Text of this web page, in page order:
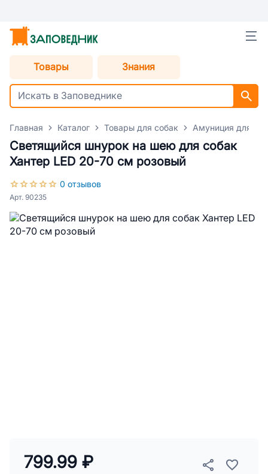
Товары Знания
Главная Каталог Товары для собак Амуниция для
Светящийся шнурок на шею для собак
Хантер LED 20-70 см розовый
0 отзывов
Арт. 90235
799.99 ₽